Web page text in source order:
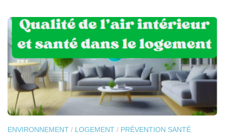
ENVIRONNEMENT / LOGEMENT / PRÉVENTION SANTÉ